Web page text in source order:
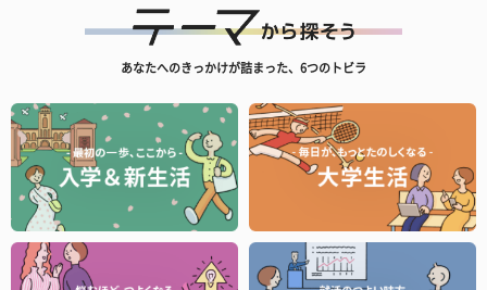
あなたへのきっかけが詰まった、6つのトビラ